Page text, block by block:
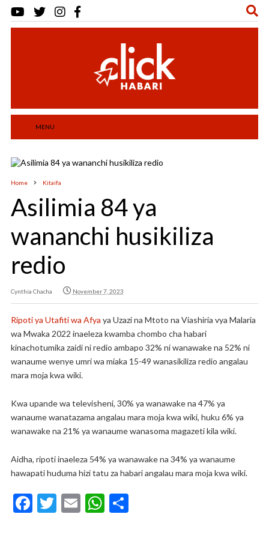
MENU
Home Kitaifa
Asilimia 84 ya
wananchi husikiliza
redio
Cynthia Chacha November 7, 2023
Ripoti ya Utafiti wa Afya ya Uzazi na Mtoto na Viashiria vya Malaria
wa Mwaka 2022 inaeleza kwamba chombo cha habari
kinachotumika zaidi ni redio ambapo 32% ni wanawake na 52% ni
wanaume wenye umri wa miaka 15-49 wanasikiliza redio angalau
mara moja kwa wiki.
Kwa upande wa televisheni, 30% ya wanawake na 47% ya
wanaume wanatazama angalau mara moja kwa wiki, huku 6% ya
wanawake na 21% ya wanaume wanasoma magazeti kila wiki.
Aidha, ripoti inaeleza 54% ya wanawake na 34% ya wanaume
hawapati huduma hizi tatu za habari angalau mara moja kwa wiki.
F T E W S